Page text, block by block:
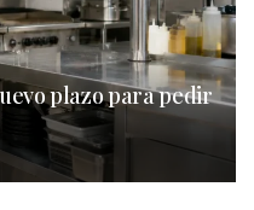
plazo para pedir